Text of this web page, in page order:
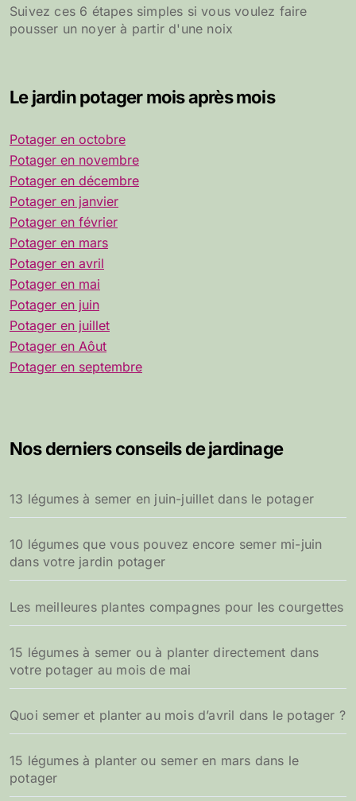
Suivez ces 6 étapes simples si vous voulez faire
pousser un noyer à partir d'une noix
Le jardin potager mois après mois
Potager en octobre
Potager en novembre
Potager en décembre
Potager en janvier
Potager en février
Potager en mars
Potager en avril
Potager en mai
Potager en juin
Potager en juillet
Potager en Aôut
Potager en septembre
Nos derniers conseils de jardinage
13 légumes à semer en juin-juillet dans le potager
10 légumes que vous pouvez encore semer mi-juin
dans votre jardin potager
Les meilleures plantes compagnes pour les courgettes
15 légumes à semer ou à planter directement dans
votre potager au mois de mai
Quoi semer et planter au mois d’avril dans le potager ?
15 légumes à planter ou semer en mars dans le
potager